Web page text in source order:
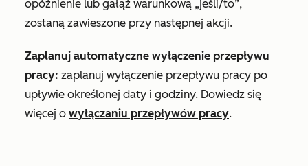
opóźnienie lub gałąź warunkową „jeśli/to”,
zostaną zawieszone przy następnej akcji.
Zaplanuj automatyczne wyłączenie przepływu
pracy: zaplanuj wyłączenie przepływu pracy po
upływie określonej daty i godziny. Dowiedz się
więcej o wyłączaniu przepływów pracy.